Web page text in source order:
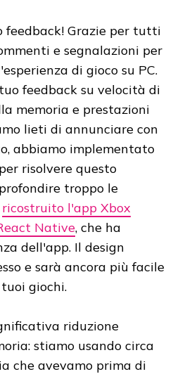
feedback! Grazie per tutti
e segnalazioni per
di gioco su PC.
feedback su velocità di
memoria e prestazioni
lieti di annunciare con
abbiamo implementato
risolvere questo
troppo le
ricostruito l'app Xbox
Native, che ha
dell'app. Il design
e sarà ancora più facile
giochi.
riduzione
stiamo usando circa
che avevamo prima di